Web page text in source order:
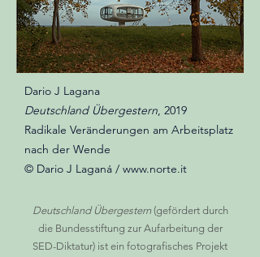
Dario J Lagana
Deutschland Übergestern, 2019
Radikale Veränderungen am Arbeitsplatz
nach der Wende
© Dario J Laganá / www.norte.it
Deutschland Übergestern(gefördert durch
die Bundesstiftung zur Aufarbeitung der
SED-Diktatur) ist ein fotografisches Projekt